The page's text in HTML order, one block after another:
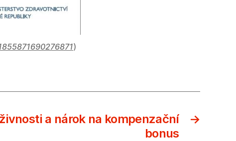
)
→
a nárok na kompenzační
bonus